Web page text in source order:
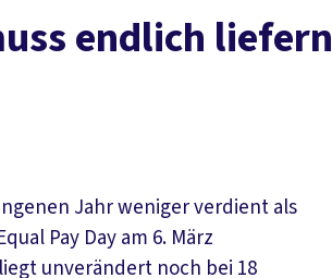
endlich liefern
Jahr weniger verdient als
Pay Day am 6. März
unverändert noch bei 18